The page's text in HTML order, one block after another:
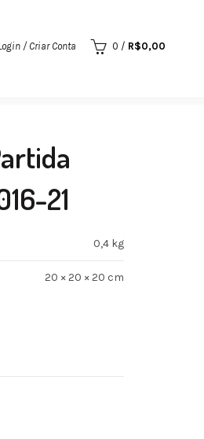
/ Criar Conta 0 / R$0,00
21
0,4 kg
20 × 20 × 20 cm